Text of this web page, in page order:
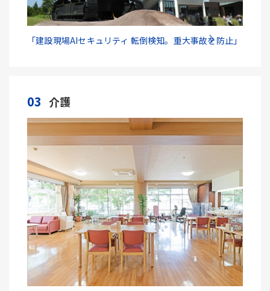
「建設現場AIセキュリティ 転倒検知。重大事故を防止」
03 介護